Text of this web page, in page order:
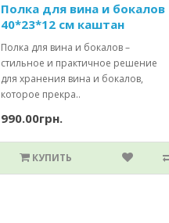
Полка для вина и бокалов
40*23*12 см каштан
Полка для вина и бокалов –
стильное и практичное решение
для хранения вина и бокалов,
которое прекра..
990.00грн.
КУПИТЬ